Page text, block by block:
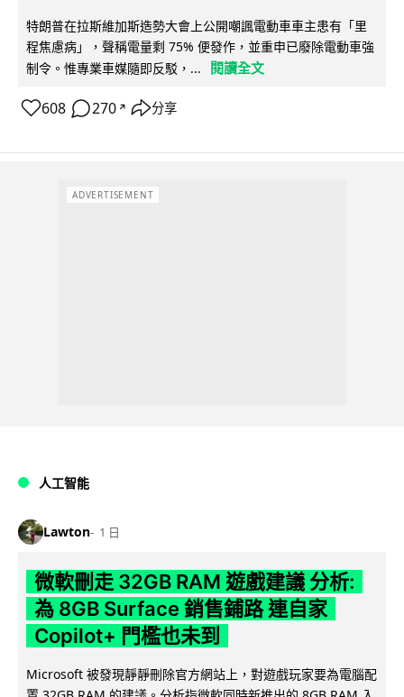
特朗普在拉斯維加斯造勢大會上公開嘲諷電動車車主患有「里
程焦慮病」，聲稱電量剩 75% 便發作，並重申已廢除電動車強
制令。惟專業車媒隨即反駁，...
閱讀全文
608 270 ↗ 分享
ADVERTISEMENT
人工智能
Lawton 1 日
微軟刪走 32GB RAM 遊戲建議 分析:
為 8GB Surface 銷售鋪路 連自家
Copilot+ 門檻也未到
Microsoft 被發現靜靜刪除官方網站上，對遊戲玩家要為電腦配